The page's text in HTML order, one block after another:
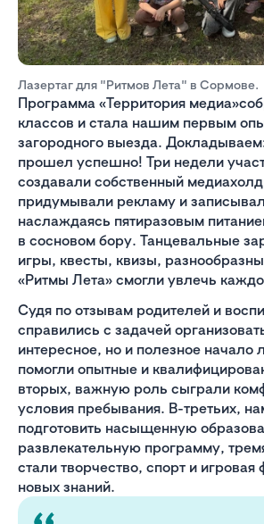
Лазертаг для "Ритмов Лета" в Сормове.
Программа «Территория
классов и стала нашим первым
загородного выезда.
прошел успешно! Три недели
создавали собственный
придумывали рекламу и
наслаждаясь пятиразовым
в сосновом бору. Танцевальные
игры, квесты, квизы,
«Ритмы Лета» смогли увлечь
Судя по отзывам родителей и
справились с задачей
интересное, но и полезное начало
помогли опытные и
вторых, важную роль сыграли
условия пребывания. В-третьих,
подготовить насыщенную
развлекательную программу,
стали творчество, спорт и
новых знаний.